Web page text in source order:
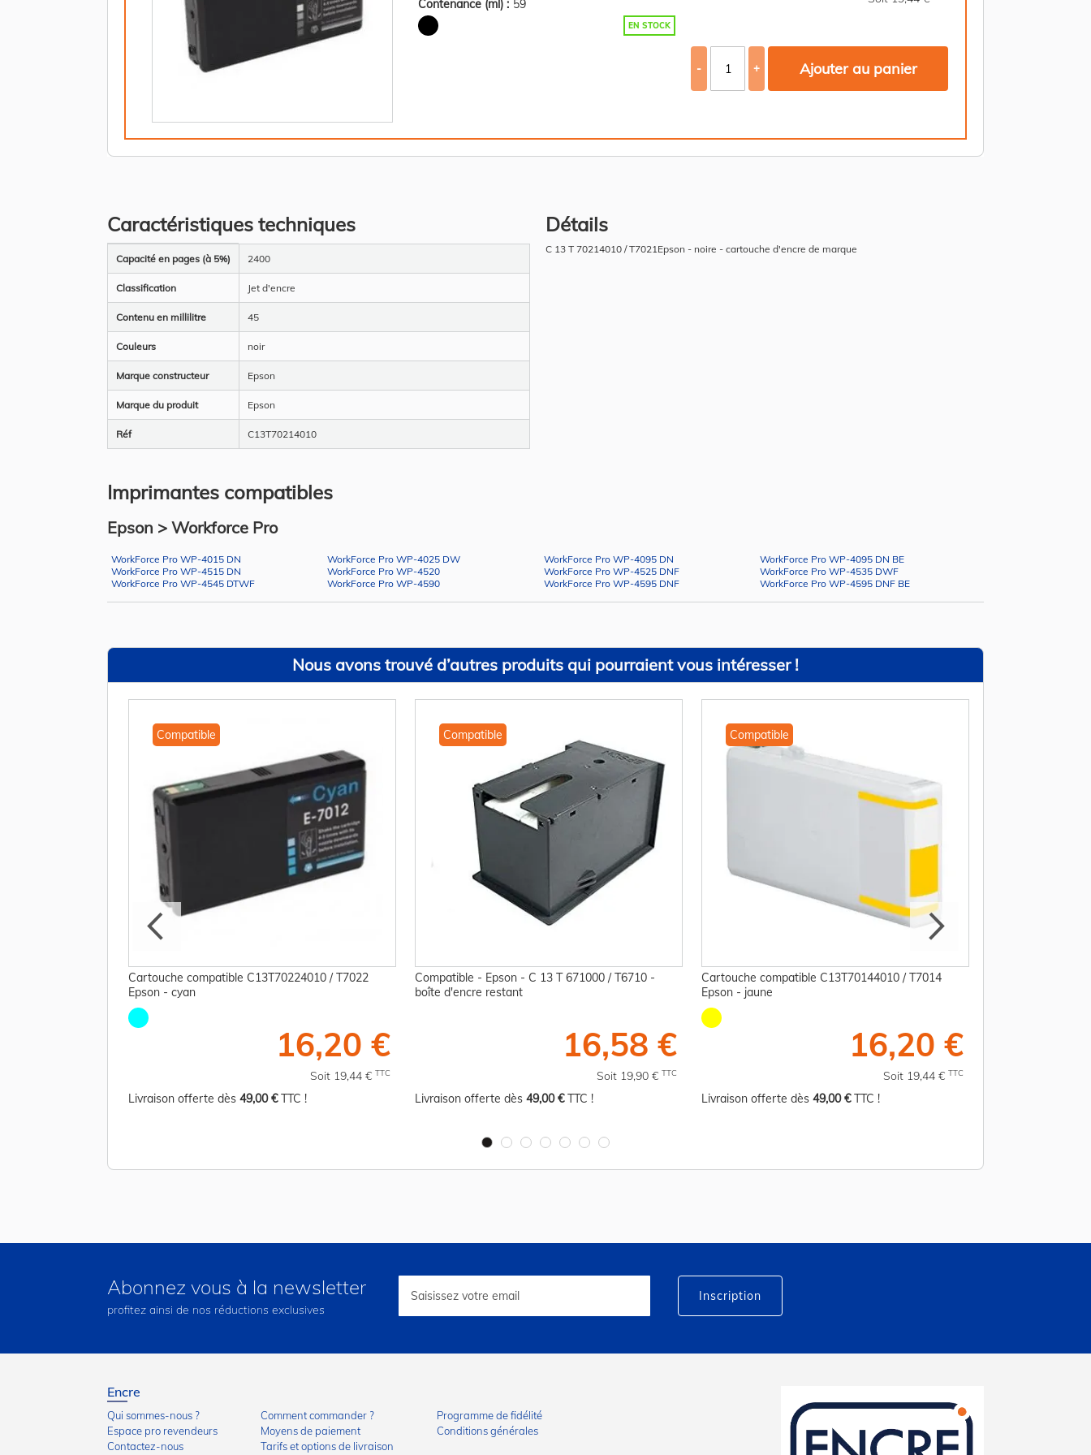
Contenance (ml) : 59
EN STOCK
- + Ajouter au panier
Caractéristiques techniques
d’information
Capacité en pages (à 5%) 2400
Classification Jet d'encre
Contenu en millilitre 45
Couleurs noir
Marque constructeur Epson
Marque du produit Epson
Réf C13T70214010
Détails
C 13 T 70214010 / T7021Epson - noire - cartouche d'encre de marque
Imprimantes compatibles
Epson > Workforce Pro
WorkForce Pro WP-4015 DN WorkForce Pro WP-4025 DW WorkForce Pro WP-4095 DN
WorkForce Pro WP-4095 DN BE
WorkForce Pro WP-4515 DN
WorkForce Pro WP-4520 WorkForce Pro WP-4525 DNF
WorkForce Pro WP-4535 DWF
WorkForce Pro WP-4545 DTWF
WorkForce Pro WP-4590 WorkForce Pro WP-4595 DNF WorkForce Pro WP-4595 DNF BE
Nous avons trouvé d’autres produits qui pourraient vous intéresser !
Compatible
Cartouche compatible C13T70224010 / T7022
Epson - cyan
16,20 €
Soit 19,44 € TTC
Livraison offerte dès 49,00 €TTC !
Compatible
Compatible - Epson - C 13 T 671000 / T6710 -
boîte d'encre restant
16,58 €
Soit 19,90 € TTC
Livraison offerte dès 49,00 €TTC !
Compatible
Cartouche compatible C13T70144010 / T7014
Epson - jaune
16,20 €
Soit 19,44 € TTC
Livraison offerte dès 49,00 €TTC !
Abonnez vous à la newsletter
profitez ainsi de nos réductions exclusives
lettre
Inscription
Encre
Qui sommes-nous ?
Espace pro revendeurs
Contactez-nous
Comment commander ?
Moyens de paiement
Tarifs et options de livraison
Programme de fidélité
Conditions générales